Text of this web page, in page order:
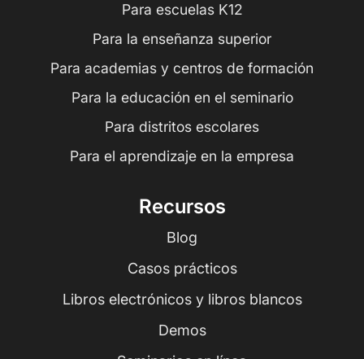
Para escuelas K12
Para la enseñanza superior
Para academias y centros de formación
Para la educación en el seminario
Para distritos escolares
Para el aprendizaje en la empresa
Recursos
Blog
Casos prácticos
Libros electrónicos y libros blancos
Demos